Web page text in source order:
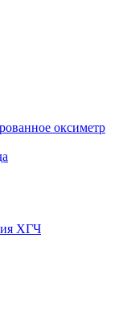
оксиметр
ХГЧ